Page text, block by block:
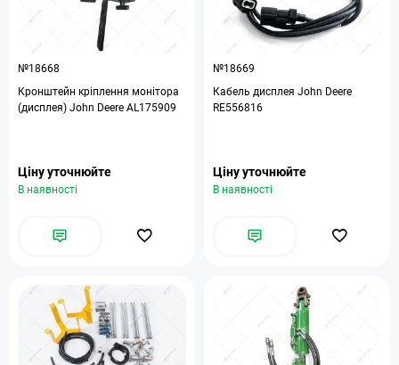
№18668
Кронштейн кріплення монітора
(дисплея) John Deere AL175909
Ціну уточнюйте
В наявності
№18669
Кабель дисплея John Deere
RE556816
Ціну уточнюйте
В наявності